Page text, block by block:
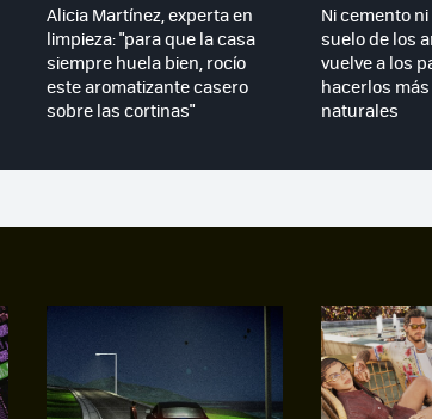
Alicia Martínez, experta en
limpieza: "para que la casa
siempre huela bien, rocío
este aromatizante casero
sobre las cortinas"
Ni cemento
suelo de los
vuelve a los
hacerlos
naturales